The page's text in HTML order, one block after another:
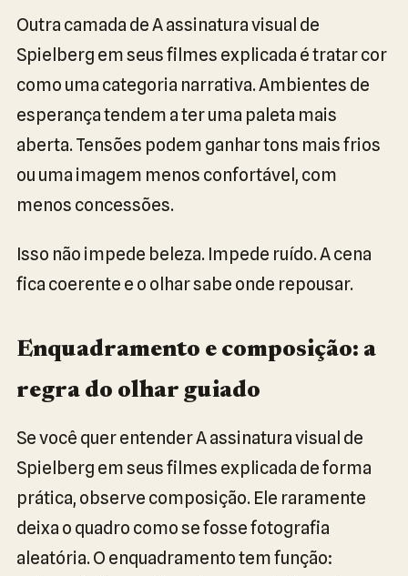
Outra camada de A assinatura visual de
Spielberg em seus filmes explicada é tratar cor
como uma categoria narrativa. Ambientes de
esperança tendem a ter uma paleta mais
aberta. Tensões podem ganhar tons mais frios
ou uma imagem menos confortável, com
menos concessões.
Isso não impede beleza. Impede ruído. A cena
fica coerente e o olhar sabe onde repousar.
Enquadramento e composição: a
regra do olhar guiado
Se você quer entender A assinatura visual de
Spielberg em seus filmes explicada de forma
prática, observe composição. Ele raramente
deixa o quadro como se fosse fotografia
aleatória. O enquadramento tem função: